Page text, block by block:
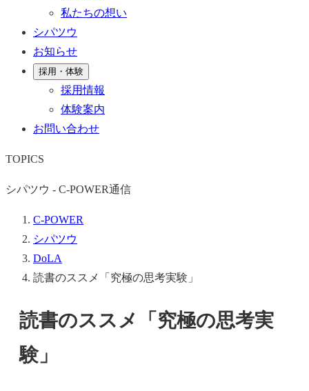
私たちの想い
シパツウ
お知らせ
採用・体験
採用情報
体験案内
お問い合わせ
TOPICS
シパツウ - C-POWER通信
C-POWER
シパツウ
DoLA
読書のススメ「究極の思考実験」
読書のススメ「究極の思考実
験」